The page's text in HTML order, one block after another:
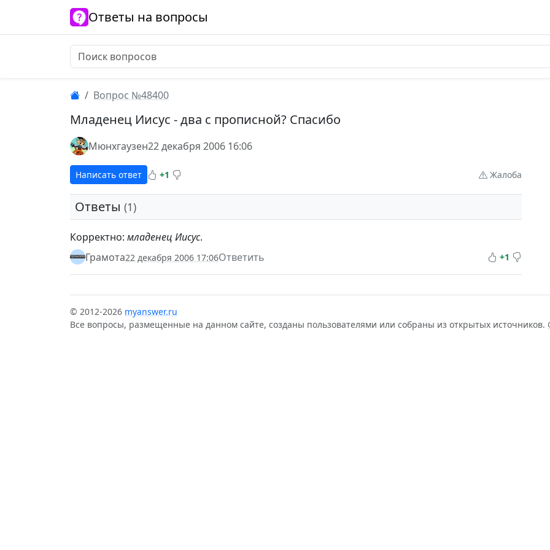
Ответы на вопросы
Вопрос №48400
Младенец Иисус - два с прописной? Спасибо
Мюнхгаузен22 декабря 2006 16:06
Написать ответ +1 Жалоба
Ответы (1)
Корректно: младенец Иисус.
Грамота22 декабря 2006 17:06Ответить +1
© 2012-2026 myanswer.ru
Все вопросы, размещенные на данном сайте, созданы пользователями или собраны из открытых источников.